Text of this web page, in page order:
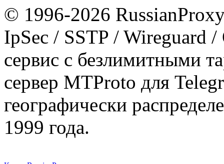
© 1996-2026
IpSec / SSTP / Wireguard
сервис с безлимитными
сервер MTProto для
географически
1999 года.